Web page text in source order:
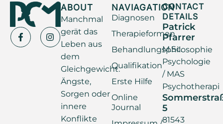
ABOUT
Manchmal
gerät das
Leben aus
dem
Gleichgewicht.
Ängste,
Sorgen oder
innere
Konflikte
NAVIAGATION
Diagnosen
Therapieformen
Behandlungsphilosophie
Qualifikation
Erste Hilfe
Online
Journal
CONTACT
DETAILS
Patrick
Pfarrer
M.Sc.
Psychologie
/ MAS
Psychotherapi
5
81543